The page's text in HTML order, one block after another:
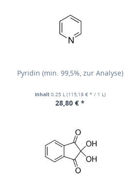
Pyridin (min. 99,5%, zur Analyse)
Inhalt 0.25 L (115,19 € * / 1 L)
28,80 € *